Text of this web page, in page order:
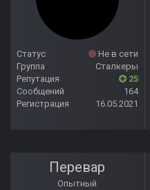
Статус
Не в сети
Группа
Сталкеры
Репутация
25
Сообщений
164
Регистрация
16.05.2021
Перевар
Опытный